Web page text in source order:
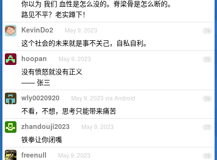
你以为 我们 血性是怎么没的。脊梁骨是怎么断的。
路见不平？老实蹲下！
74
KevinDo2 May 9, 2023
这个社会的未来就是事不关己，自私自利。
75
hoopan May 9, 2023
没有愤怒就没有正义
—— 张三
76
wly0020920 May 9, 2023 via Android
不看，不想，思考只能带来痛苦
77
zhandouji2023 May 9, 2023
铁拳让你闭嘴
78
freenull May 9, 2023